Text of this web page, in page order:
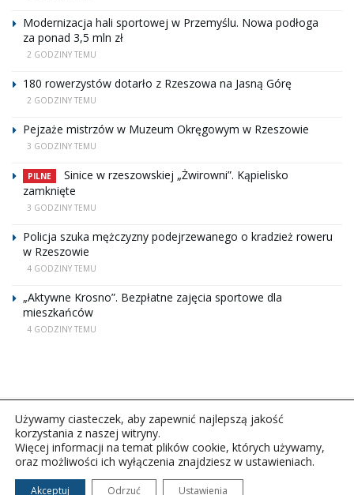
Modernizacja hali sportowej w Przemyślu. Nowa podłoga
za ponad 3,5 mln zł
2 GODZINY TEMU
180 rowerzystów dotarło z Rzeszowa na Jasną Górę
2 GODZINY TEMU
Pejzaże mistrzów w Muzeum Okręgowym w Rzeszowie
3 GODZINY TEMU
PILNE
Sinice w rzeszowskiej „Żwirowni”. Kąpielisko
zamknięte
3 GODZINY TEMU
Policja szuka mężczyzny podejrzewanego o kradzież roweru
w Rzeszowie
4 GODZINY TEMU
„Aktywne Krosno”. Bezpłatne zajęcia sportowe dla
mieszkańców
4 GODZINY TEMU
Copyright © 2026Polskie Radio Rzeszów S.A. w likwidacj.
Wszelkie prawa zastrzeżone.
Używamy ciasteczek, aby zapewnić najlepszą jakość
korzystania z naszej witryny.
Więcej informacji na temat plików cookie, których używamy,
oraz możliwości ich wyłączenia znajdziesz w ustawieniach.
Akceptuj Odrzuć Ustawienia